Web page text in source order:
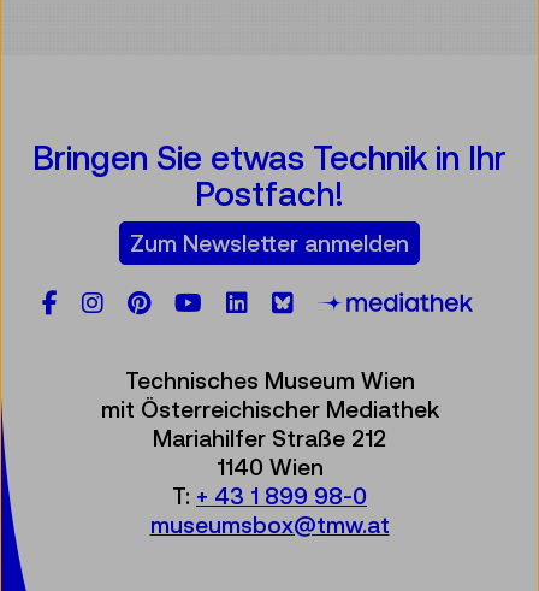
Bringen Sie etwas Technik in Ihr
Postfach!
Zum Newsletter anmelden
Facebook
Instagram
Pinterest
YouTube
LinkedIn
Bluesky
Technisches Museum Wien
mit Österreichischer Mediathek
Mariahilfer Straße 212
1140 Wien
T: + 43 1 899 98-0
museumsbox@tmw.at